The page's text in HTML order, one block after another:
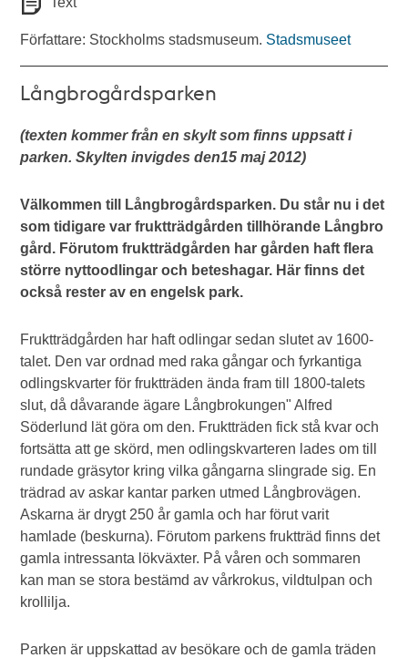
Författare: Stockholms stadsmuseum. Stadsmuseet
Långbrogårdsparken
(texten kommer från en skylt som finns uppsatt i
parken. Skylten invigdes den15 maj 2012)
Välkommen till Långbrogårdsparken. Du står nu i det
som tidigare var fruktträdgården tillhörande Långbro
gård. Förutom fruktträdgården har gården haft flera
större nyttoodlingar och beteshagar. Här finns det
också rester av en engelsk park.
Fruktträdgården har haft odlingar sedan slutet av 1600-
talet. Den var ordnad med raka gångar och fyrkantiga
odlingskvarter för fruktträden ända fram till 1800-talets
slut, då dåvarande ägare Långbrokungen" Alfred
Söderlund lät göra om den. Fruktträden fick stå kvar och
fortsätta att ge skörd, men odlingskvarteren lades om till
rundade gräsytor kring vilka gångarna slingrade sig. En
trädrad av askar kantar parken utmed Långbrovägen.
Askarna är drygt 250 år gamla och har förut varit
hamlade (beskurna). Förutom parkens fruktträd finns det
gamla intressanta lökväxter. På våren och sommaren
kan man se stora bestämd av vårkrokus, vildtulpan och
krollilja.
Parken är uppskattad av besökare och de gamla träden